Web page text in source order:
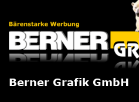
Berner Grafik GmbH